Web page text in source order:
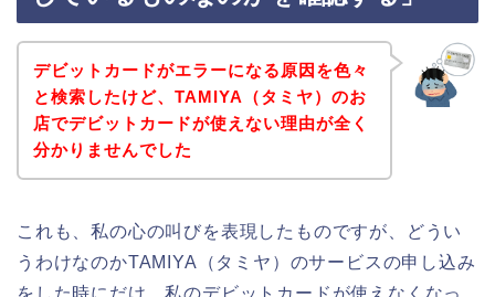
デビットカードがエラーになる原因を色々
と検索したけど、TAMIYA（タミヤ）のお
店でデビットカードが使えない理由が全く
分かりませんでした
これも、私の心の叫びを表現したものですが、どうい
うわけなのかTAMIYA（タミヤ）のサービスの申し込み
をした時にだけ、私のデビットカードが使えなくなっ